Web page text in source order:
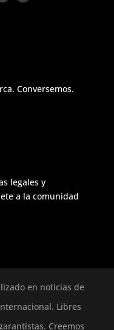
Conversemos.
legales y
a la comunidad
en noticias de
Libres
Creemos